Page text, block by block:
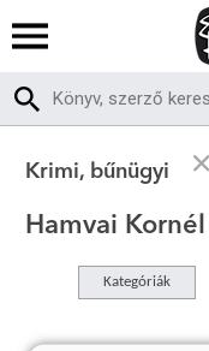
Krimi, bűnügyi
Hamvai
Kategóriák